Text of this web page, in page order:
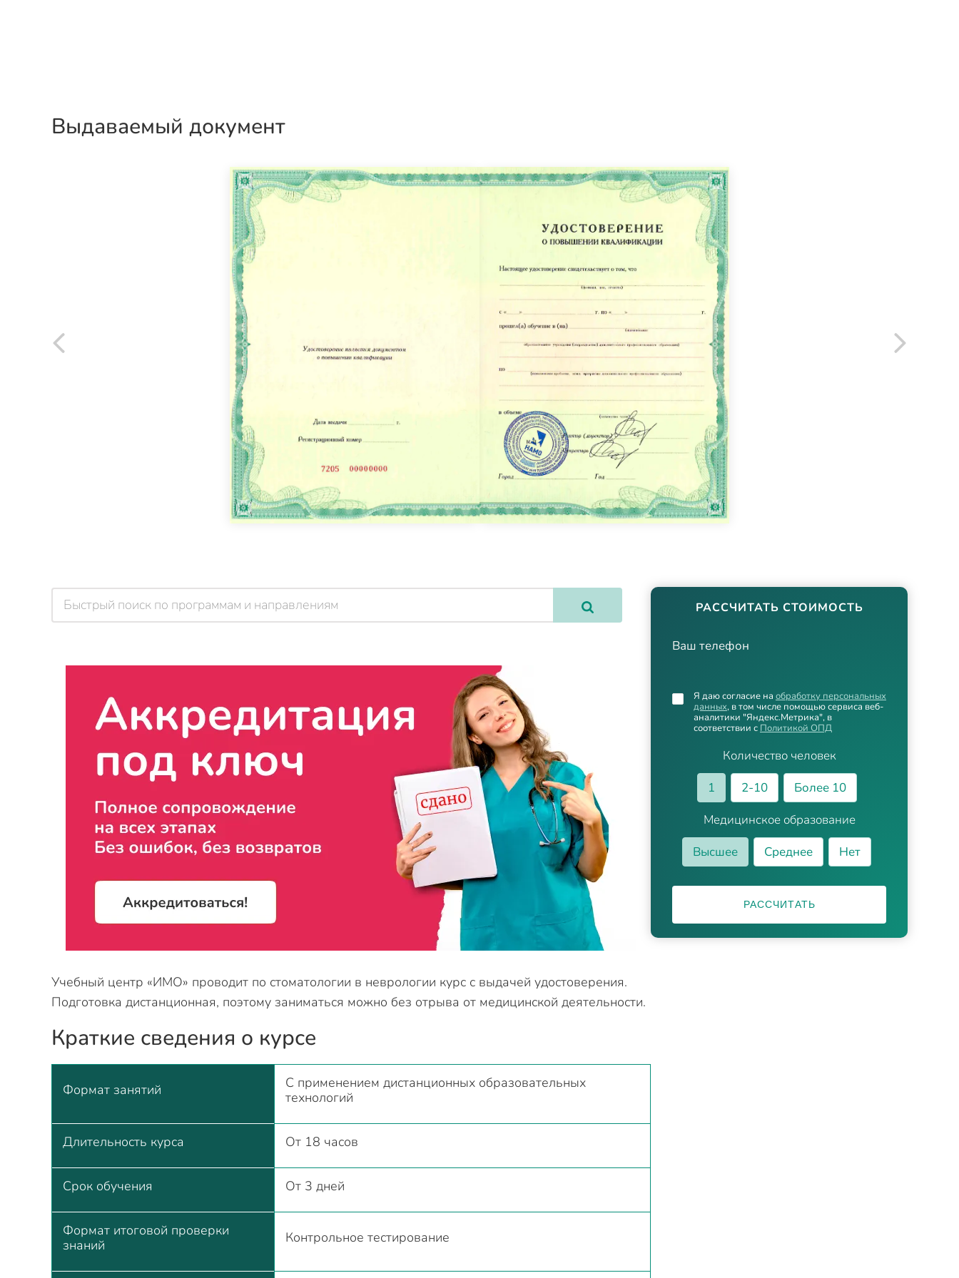
Выдаваемый документ
РАССЧИТАТЬ СТОИМОСТЬ
Ваш телефон
Количество человек
1
2-10
Более 10
Медицинское образование
Высшее
Среднее Нет
Я даю согласие на обработку персональных
данных, в том числе помощью сервиса веб-
аналитики "Яндекс.Метрика", в
соответствии с Политикой ОПД
РАССЧИТАТЬ
Учебный центр «ИМО» проводит по стоматологии в неврологии курс с выдачей удостоверения.
Подготовка дистанционная, поэтому заниматься можно без отрыва от медицинской деятельности.
Краткие сведения о курсе
Формат занятий
С применением дистанционных образовательных
технологий
Длительность курса От 18 часов
Срок обучения От 3 дней
Формат итоговой проверки
знаний
Контрольное тестирование